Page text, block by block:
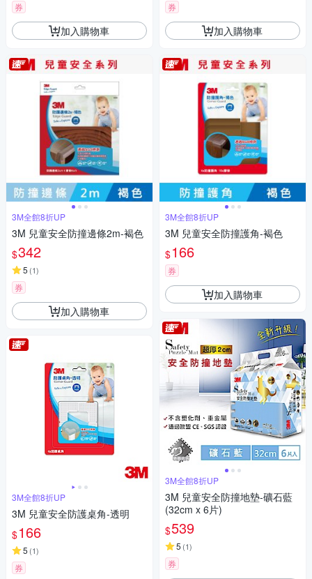
券
加入購物車
3M全館8折UP
3M 兒童安全防撞邊條2m-褐色
$342
5 (1)
券
加入購物車
3M全館8折UP
3M 兒童安全防護桌角-透明
$166
5 (1)
券
券
加入購物車
3M全館8折UP
3M 兒童安全防撞護角-褐色
$166
券
加入購物車
3M全館8折UP
3M 兒童安全防撞地墊-礦石藍
(32cm x 6片)
$539
5 (1)
券